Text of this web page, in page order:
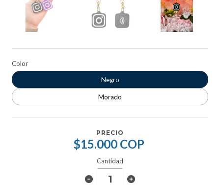
Color
Negro
Morado
PRECIO
$15.000 COP
Cantidad